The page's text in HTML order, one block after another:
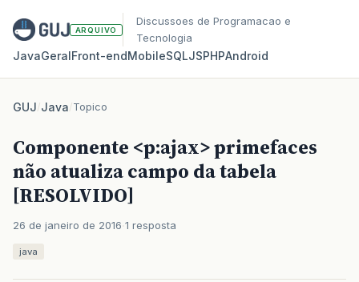
ARQUIVO
Discussoes de Programacao e
Tecnologia
JavaGeralFront‑endMobileSQLJSPHPAndroid
GUJ/Java/Topico
Componente <p:ajax> primefaces
não atualiza campo da tabela
[RESOLVIDO]
26 de janeiro de 2016 1 resposta
java